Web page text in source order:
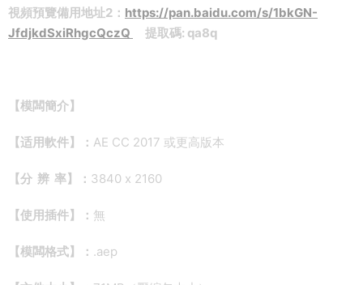
視頻預覽備用地址2： https://pan.baidu.com/s/1bkGN-
JfdjkdSxiRhgcQczQ
提取碼: qa8q
【模闆簡介】
【适用軟件】： AE CC 2017 或更高版本
【分 辨 率】： 3840 x 2160
【使用插件】： 無
【模闆格式】： .aep